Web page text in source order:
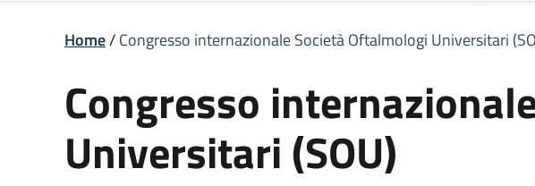
Home/Congresso internazionale Società Oftalmologi Universitari
Congresso
Universitari (SOU)